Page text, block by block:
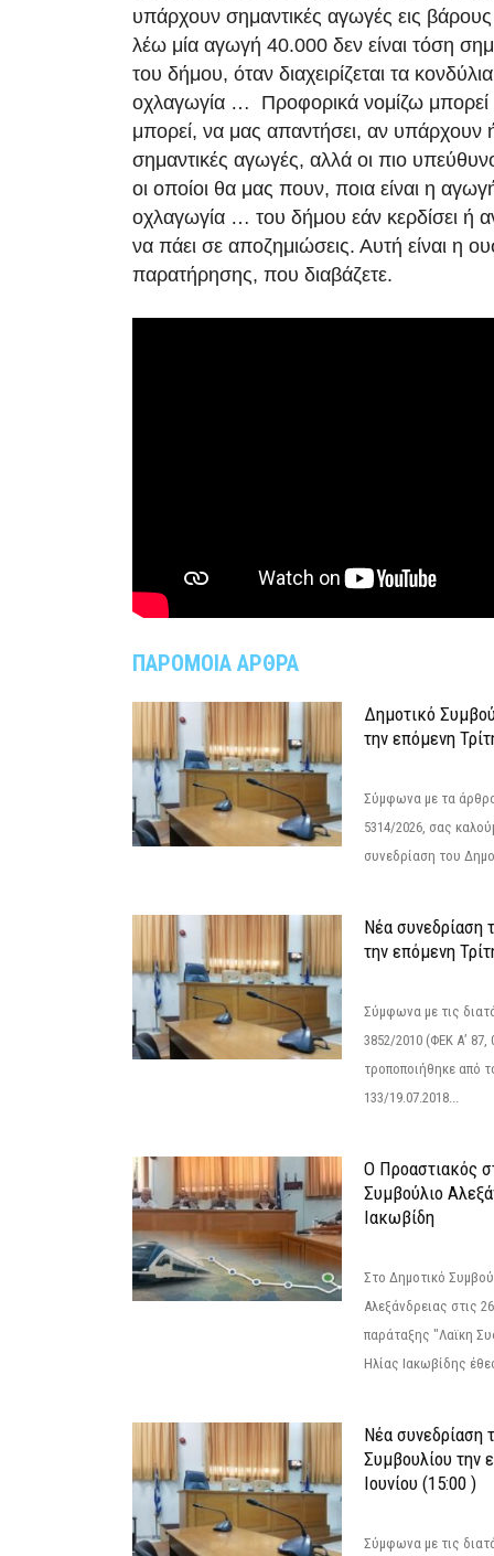
υπάρχουν σημαντικές αγωγές εις
λέω μία αγωγή 40.000 δεν είναι τόση
του δήμου, όταν διαχειρίζεται τα
οχλαγωγία … Προφορικά νομίζω μπορεί
μπορεί, να μας απαντήσει, αν υπάρχουν
σημαντικές αγωγές, αλλά οι πιο
οι οποίοι θα μας πουν, ποια είναι η
οχλαγωγία … του δήμου εάν κερδίσει ή
να πάει σε αποζημιώσεις. Αυτή είναι η
παρατήρησης, που διαβάζετε.
ΠΑΡΟΜΟΙΑ ΑΡΘΡΑ
Δημοτικό
την επόμενη
Σύμφωνα με τα
5314/2026, σας
συνεδρίαση του
Νέα συνεδρίαση
την επόμενη
Σύμφωνα με τις
3852/2010 (ΦΕΚ Α’ 87,
τροποποιήθηκε από
133/19.07.2018...
Ο Προαστιακός
Συμβούλιο
Ιακωβίδη
Στο Δημοτικό
Αλεξάνδρειας στις
παράταξης "Λαϊκη
Ηλίας Ιακωβίδης
Νέα συνεδρίαση
Συμβουλίου την
Ιουνίου (15:00 )
Σύμφωνα με τις